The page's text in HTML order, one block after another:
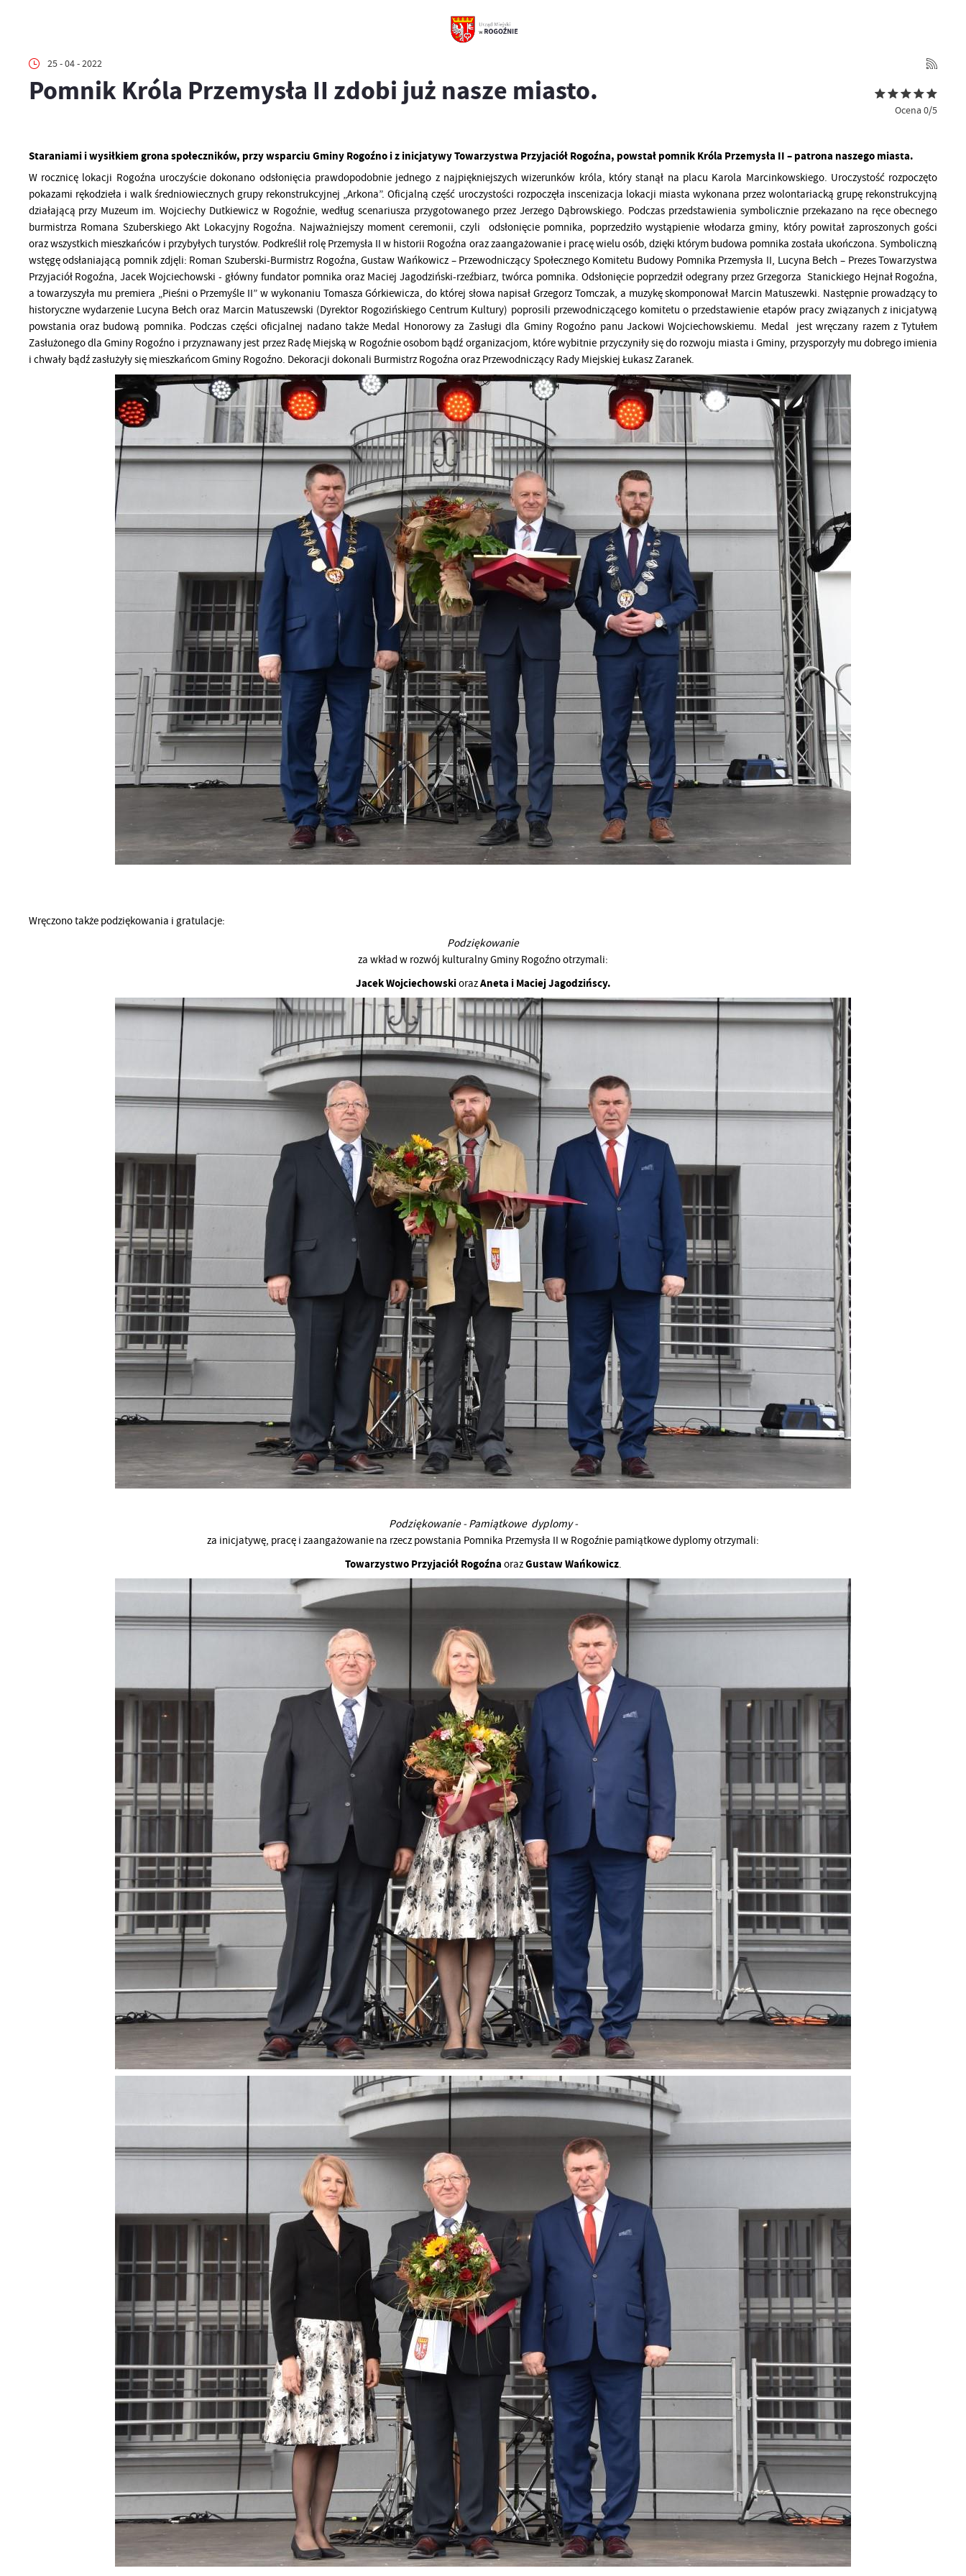
25 - 04 - 2022
Pomnik Króla Przemysła II zdobi już nasze miasto.
Ocena 0/5
Staraniami i wysiłkiem grona społeczników, przy wsparciu Gminy Rogoźno i z inicjatywy Towarzystwa Przyjaciół Rogoźna, powstał pomnik Króla Przemysła II – patrona naszego miasta.
W rocznicę lokacji Rogoźna uroczyście dokonano odsłonięcia prawdopodobnie jednego z najpiękniejszych wizerunków króla, który stanął na placu Karola Marcinkowskiego. Uroczystość rozpoczęto
pokazami rękodzieła i walk średniowiecznych grupy rekonstrukcyjnej „Arkona”. Oficjalną część uroczystości rozpoczęła inscenizacja lokacji miasta wykonana przez wolontariacką grupę rekonstrukcyjną
działającą przy Muzeum im. Wojciechy Dutkiewicz w Rogoźnie, według scenariusza przygotowanego przez Jerzego Dąbrowskiego. Podczas przedstawienia symbolicznie przekazano na ręce obecnego
burmistrza Romana Szuberskiego Akt Lokacyjny Rogoźna. Najważniejszy moment ceremonii, czyli odsłonięcie pomnika, poprzedziło wystąpienie włodarza gminy, który powitał zaproszonych gości
oraz wszystkich mieszkańców i przybyłych turystów. Podkreślił rolę Przemysła II w historii Rogoźna oraz zaangażowanie i pracę wielu osób, dzięki którym budowa pomnika została ukończona. Symboliczną
wstęgę odsłaniającą pomnik zdjęli: Roman Szuberski-Burmistrz Rogoźna, Gustaw Wańkowicz – Przewodniczący Społecznego Komitetu Budowy Pomnika Przemysła II, Lucyna Bełch – Prezes Towarzystwa
Przyjaciół Rogoźna, Jacek Wojciechowski - główny fundator pomnika oraz Maciej Jagodziński-rzeźbiarz, twórca pomnika. Odsłonięcie poprzedził odegrany przez Grzegorza Stanickiego Hejnał Rogoźna,
a towarzyszyła mu premiera „Pieśni o Przemyśle II” w wykonaniu Tomasza Górkiewicza, do której słowa napisał Grzegorz Tomczak, a muzykę skomponował Marcin Matuszewki. Następnie prowadzący to
historyczne wydarzenie Lucyna Bełch oraz Marcin Matuszewski (Dyrektor Rogozińskiego Centrum Kultury) poprosili przewodniczącego komitetu o przedstawienie etapów pracy związanych z inicjatywą
powstania oraz budową pomnika. Podczas części oficjalnej nadano także Medal Honorowy za Zasługi dla Gminy Rogoźno panu Jackowi Wojciechowskiemu. Medal jest wręczany razem z Tytułem
Zasłużonego dla Gminy Rogoźno i przyznawany jest przez Radę Miejską w Rogoźnie osobom bądź organizacjom, które wybitnie przyczyniły się do rozwoju miasta i Gminy, przysporzyły mu dobrego imienia
i chwały bądź zasłużyły się mieszkańcom Gminy Rogoźno. Dekoracji dokonali Burmistrz Rogoźna oraz Przewodniczący Rady Miejskiej Łukasz Zaranek.
Wręczono także podziękowania i gratulacje:
Podziękowanie
za wkład w rozwój kulturalny Gminy Rogoźno otrzymali:
Jacek WojciechowskiorazAneta i Maciej Jagodzińscy.
Podziękowanie - Pamiątkowe dyplomy -
za inicjatywę, pracę i zaangażowanie na rzecz powstania Pomnika Przemysła II w Rogoźnie pamiątkowe dyplomy otrzymali:
Towarzystwo Przyjaciół Rogoźna orazGustaw Wańkowicz.